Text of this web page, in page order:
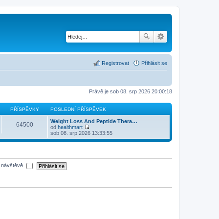
Přihlásit se
Registrovat
Právě je sob 08. srp 2026 20:00:18
PŘÍSPĚVKY POSLEDNÍ PŘÍSPĚVEK
64500
Weight Loss And Peptide Thera…
od healthmart
Z
o
b
sob 08. srp 2026 13:33:55
návštěvě